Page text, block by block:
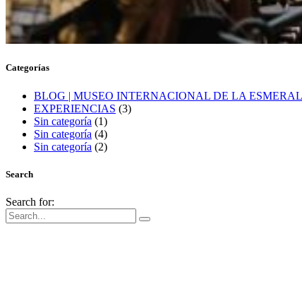
Categorías
BLOG | MUSEO INTERNACIONAL DE LA
EXPERIENCIAS (3)
Sin categoría (1)
Sin categoría (4)
Sin categoría (2)
Search
Search for: